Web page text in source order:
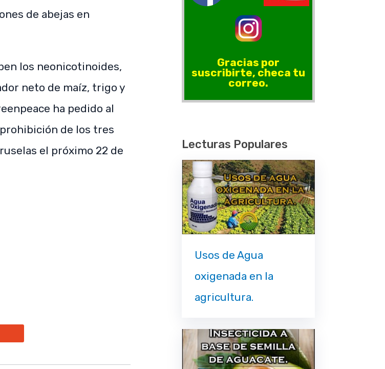
de abejas en
los neonicotinoides,
neto de maíz, trigo y
ha pedido al
de los tres
el próximo 22 de
Gracias por
suscribirte, checa tu
correo.
Lecturas Populares
Usos de Agua
oxigenada en la
agricultura.